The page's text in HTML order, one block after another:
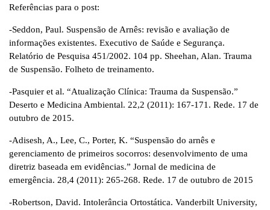
Referências para o post:
-Seddon, Paul. Suspensão de Arnês: revisão e avaliação de
informações existentes. Executivo de Saúde e Segurança.
Relatório de Pesquisa 451/2002. 104 pp. Sheehan, Alan. Trauma
de Suspensão. Folheto de treinamento.
-Pasquier et al. “Atualização Clínica: Trauma da Suspensão.”
Deserto e Medicina Ambiental. 22,2 (2011): 167-171. Rede. 17 de
outubro de 2015.
-Adisesh, A., Lee, C., Porter, K. “Suspensão do arnês e
gerenciamento de primeiros socorros: desenvolvimento de uma
diretriz baseada em evidências.” Jornal de medicina de
emergência. 28,4 (2011): 265-268. Rede. 17 de outubro de 2015
-Robertson, David. Intolerância Ortostática. Vanderbilt University,